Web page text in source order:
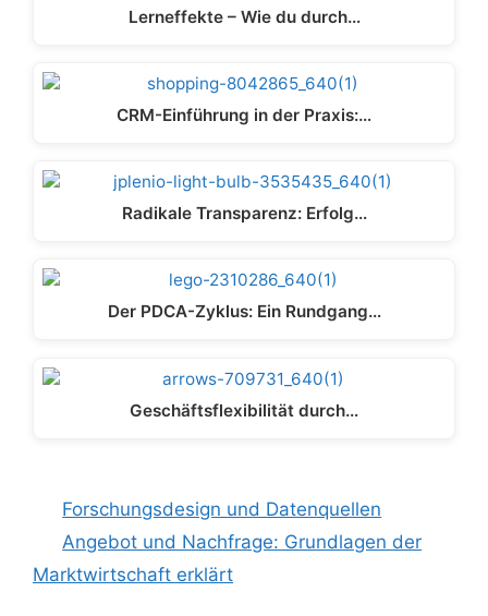
Lerneffekte – Wie du durch…
CRM-Einführung in der Praxis:…
Radikale Transparenz: Erfolg…
Der PDCA-Zyklus: Ein Rundgang…
Geschäftsflexibilität durch…
Forschungsdesign und Datenquellen
Angebot und Nachfrage: Grundlagen der
Marktwirtschaft erklärt